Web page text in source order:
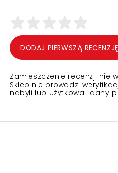
DODAJ PIERWSZĄ RECENZJĘ
Zamieszczenie recenzji nie
Sklep nie prowadzi
nabyli lub użytkowali dany